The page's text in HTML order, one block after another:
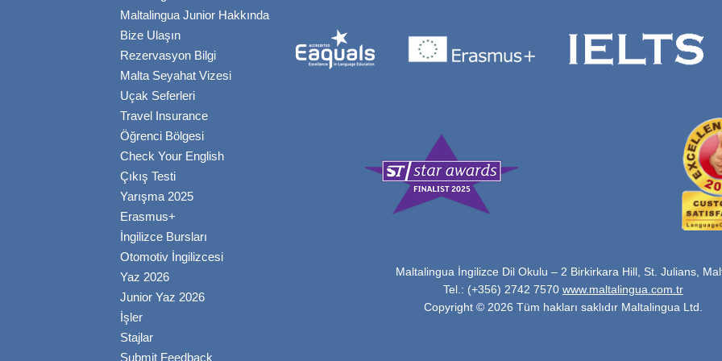
Maltalingua Junior Hakkında
Bize Ulaşın
Rezervasyon Bilgi
Malta Seyahat Vizesi
Uçak Seferleri
Travel Insurance
Öğrenci Bölgesi
Check Your English
Çıkış Testi
Yarışma 2025
Erasmus+
İngilizce Bursları
Otomotiv İngilizcesi
Yaz 2026
Junior Yaz 2026
İşler
Stajlar
Submit Feedback
Maltalingua İngilizce Dil Okulu – 2 Birkirkara Hill, St. Julians,
Tel.: (+356) 2742 7570 www.maltalingua.com.tr
Copyright © 2026 Tüm hakları saklıdır Maltalingua Ltd.